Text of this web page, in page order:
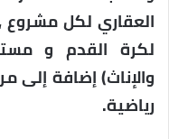
العقاري لكل
لكرة القدم و
والإناث) إضافة إلى
رياضية.